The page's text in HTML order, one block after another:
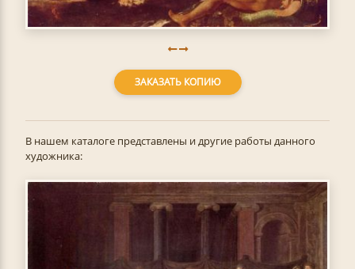
ЗАКАЗАТЬ КОПИЮ
В нашем каталоге представлены и другие работы данного
художника: